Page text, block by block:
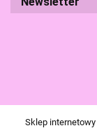
Sklep internetowy